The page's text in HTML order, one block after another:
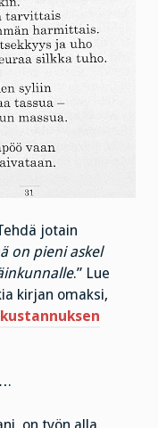
jotain
on pieni askel
.” Lue
kirjan omaksi,